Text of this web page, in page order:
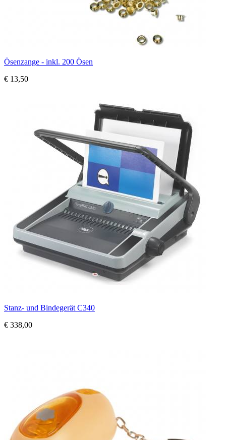
Ösenzange - inkl. 200 Ösen
€ 13,50
Stanz- und Bindegerät C340
€ 338,00